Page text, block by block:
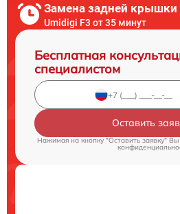
Замена задней крышки
Umidigi F3 от 35 минут
Бесплатная
специалистом
Оставить
Нажимая на кнопку "Оставить заявку" Вы